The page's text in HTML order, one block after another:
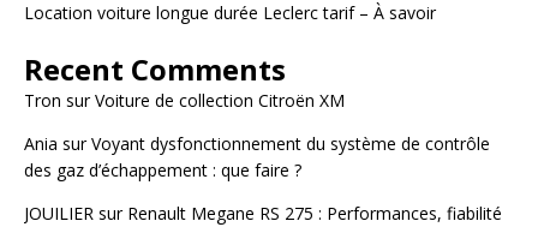
Location voiture longue durée Leclerc tarif – À savoir
Recent Comments
Tron surVoiture de collection Citroën XM
Ania surVoyant dysfonctionnement du système de contrôle
des gaz d’échappement : que faire ?
JOUILIER sur Renault Megane RS 275 : Performances, fiabilité